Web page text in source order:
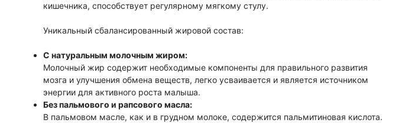
кишечника, способствует регулярному мягкому стулу.
Уникальный сбалансированный жировой состав:
С натуральным молочным жиром:
Молочный жир содержит необходимые компоненты для правильного развития
мозга и улучшения обмена веществ, легко усваивается и является источником
энергии для активного роста малыша.
Без пальмового и рапсового масла:
В пальмовом масле, как и в грудном молоке, содержится пальмитиновая кислота.